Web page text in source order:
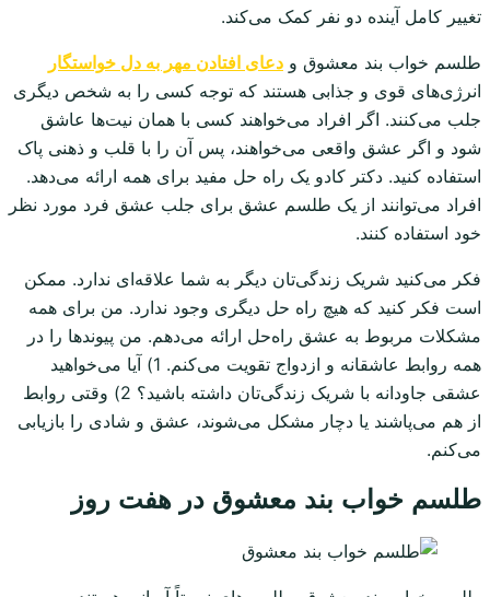
تغییر کامل آینده دو نفر کمک می‌کند.
طلسم خواب بند معشوق و دعای افتادن مهر به دل خواستگار
انرژی‌های قوی و جذابی هستند که توجه کسی را به شخص دیگری
جلب می‌کنند. اگر افراد می‌خواهند کسی با همان نیت‌ها عاشق
شود و اگر عشق واقعی می‌خواهند، پس آن را با قلب و ذهنی پاک
استفاده کنید. دکتر کادو یک راه حل مفید برای همه ارائه می‌دهد.
افراد می‌توانند از یک طلسم عشق برای جلب عشق فرد مورد نظر
خود استفاده کنند.
فکر می‌کنید شریک زندگی‌تان دیگر به شما علاقه‌ای ندارد. ممکن
است فکر کنید که هیچ راه حل دیگری وجود ندارد. من برای همه
مشکلات مربوط به عشق راه‌حل ارائه می‌دهم. من پیوندها را در
همه روابط عاشقانه و ازدواج تقویت می‌کنم. 1) آیا می‌خواهید
عشقی جاودانه با شریک زندگی‌تان داشته باشید؟ 2) وقتی روابط
از هم می‌پاشند یا دچار مشکل می‌شوند، عشق و شادی را بازیابی
می‌کنم.
طلسم خواب بند معشوق در هفت روز